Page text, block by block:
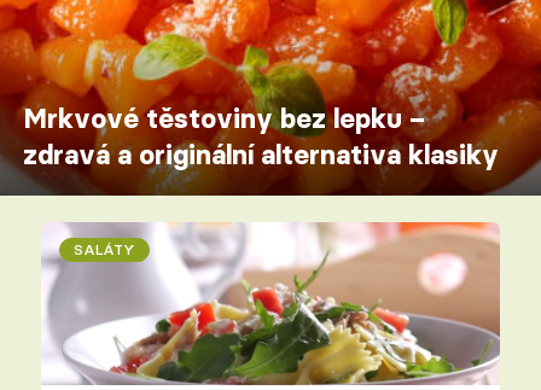
Mrkvové těstoviny bez lepku –
zdravá a originální alternativa klasiky
SALÁTY